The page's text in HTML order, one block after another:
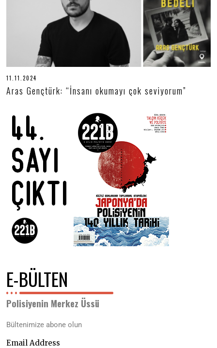
11.11.2024
.
2
Aras Gençtürk: “İnsanı okumayı çok seviyorum”
E-BÜLTEN
Polisiyenin Merkez Üssü
Bültenimize abone olun
Email Address